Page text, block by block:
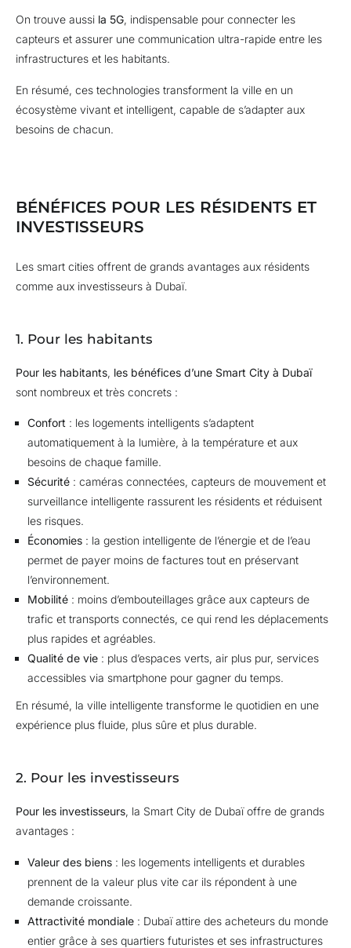
On trouve aussi la 5G, indispensable pour connecter les
capteurs et assurer une communication ultra-rapide entre les
infrastructures et les habitants.
En résumé, ces technologies transforment la ville en un
écosystème vivant et intelligent, capable de s’adapter aux
besoins de chacun.
BÉNÉFICES POUR LES RÉSIDENTS ET
INVESTISSEURS
Les smart cities offrent de grands avantages aux résidents
comme aux investisseurs à Dubaï.
1. Pour les habitants
Pour les habitants, les bénéfices d’une Smart City à Dubaï
sont nombreux et très concrets :
Confort : les logements intelligents s’adaptent
automatiquement à la lumière, à la température et aux
besoins de chaque famille.
Sécurité : caméras connectées, capteurs de mouvement et
surveillance intelligente rassurent les résidents et réduisent
les risques.
Économies : la gestion intelligente de l’énergie et de l’eau
permet de payer moins de factures tout en préservant
l’environnement.
Mobilité : moins d’embouteillages grâce aux capteurs de
trafic et transports connectés, ce qui rend les déplacements
plus rapides et agréables.
Qualité de vie : plus d’espaces verts, air plus pur, services
accessibles via smartphone pour gagner du temps.
En résumé, la ville intelligente transforme le quotidien en une
expérience plus fluide, plus sûre et plus durable.
2. Pour les investisseurs
Pour les investisseurs, la Smart City de Dubaï offre de grands
avantages :
Valeur des biens : les logements intelligents et durables
prennent de la valeur plus vite car ils répondent à une
demande croissante.
Attractivité mondiale : Dubaï attire des acheteurs du monde
entier grâce à ses quartiers futuristes et ses infrastructures